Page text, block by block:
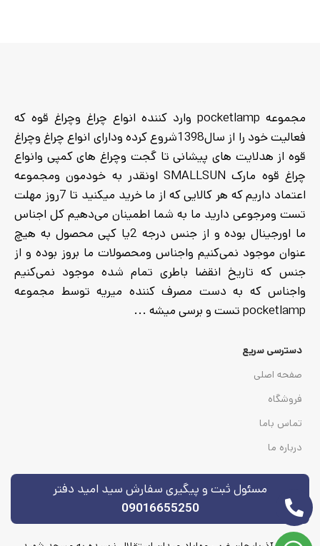
مجموعه pocketlamp وارد کننده انواع چراغ وچراغ قوه که
فعالیت خود را از سال1398شروع کرده ودارای انواع چراغ وچراغ
قوه از هدلایت های پیشانی تا گجت وچراغ های کمپی وانواع
چراغ قوه مارک SMALLSUN اونقدر به خودمون ومجموعه
اعتماد داریم که هر کالایی که از ما خرید میکنید تا 7روز مهلت
تست ومرجوعی دارید ما به شما اطمینان می‌دهیم کل اجناس
ما اورجینال بوده و از جنس درجه 2یا کپی محصول به هیچ
عنوان موجود نمی‌کنیم واجناس ومحصولات ما بروز بوده و از
جنس که تاریخ انقضا باطری تمام شده موجود نمی‌کنیم
واجناس که به دست مصرف کننده میریه توسط مجموعه
pocketlamp تست و برسی میشه ...
دسترسی سریع
صفحه اصلی
فروشگاه
تماس باما
درباره ما
مسئول ثبت و پیگیری سفارش سید امید دفتر
09016655250